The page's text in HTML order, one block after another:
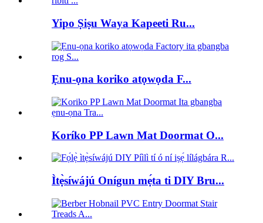
Yipo Ṣiṣu Waya Kapeeti Ru...
Ẹnu-ọna koriko atọwọda F...
Koríko PP Lawn Mat Doormat O...
Ìtẹ̀síwájú Onígun mẹ́ta ti DIY Bru...